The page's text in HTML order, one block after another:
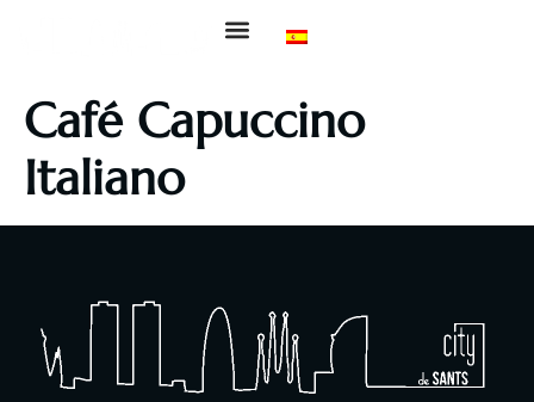
Café Capuccino
Italiano